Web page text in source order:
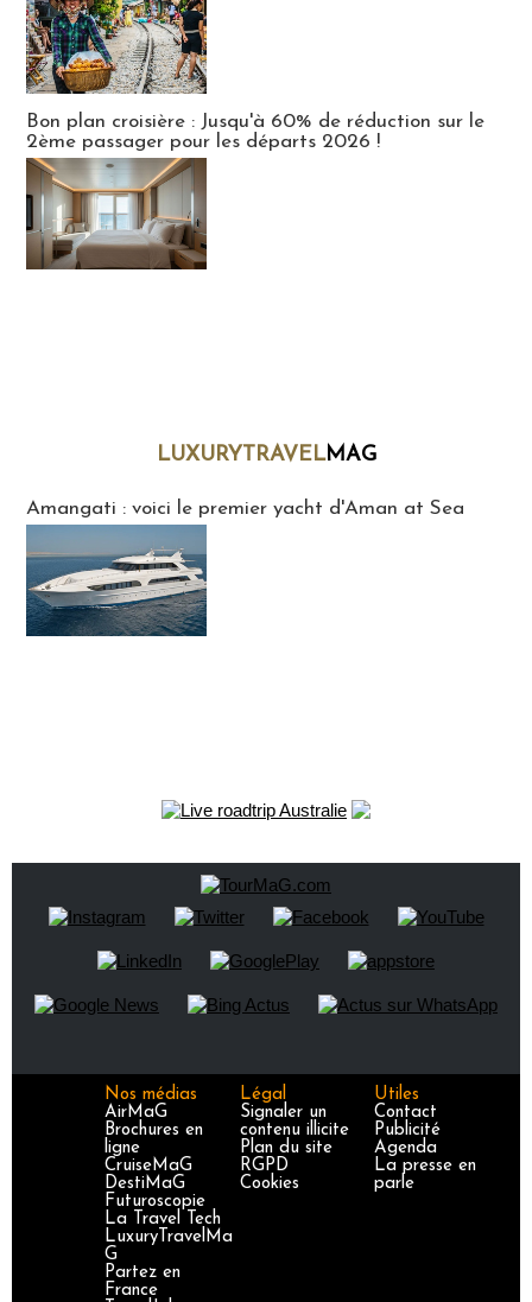
Bon plan croisière : Jusqu'à 60% de réduction sur le
2ème passager pour les départs 2026 !
LUXURYTRAVELMAG
Amangati : voici le premier yacht d'Aman at Sea
Nos médias
AirMaG
Brochures en
ligne
CruiseMaG
DestiMaG
Futuroscopie
La Travel Tech
LuxuryTravelMa
G
Partez en
France
Légal
Signaler un
contenu illicite
Plan du site
RGPD
Cookies
Utiles
Contact
Publicité
Agenda
La presse en
parle